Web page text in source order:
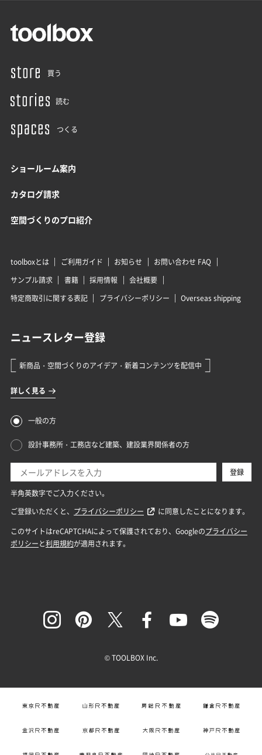
買う
読む
つくる
ショールーム案内
カタログ請求
空間づくりのプロ紹介
toolboxとは ご利用ガイド お知らせ
お問い合わせ FAQ
サンプル請求
書籍 採用情報
会社概要
特定商取引に関する表記
プライバシーポリシー Overseas shipping
© TOOLBOX Inc.